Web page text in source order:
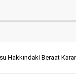
yılki programda protez
Hakkındaki Beraat